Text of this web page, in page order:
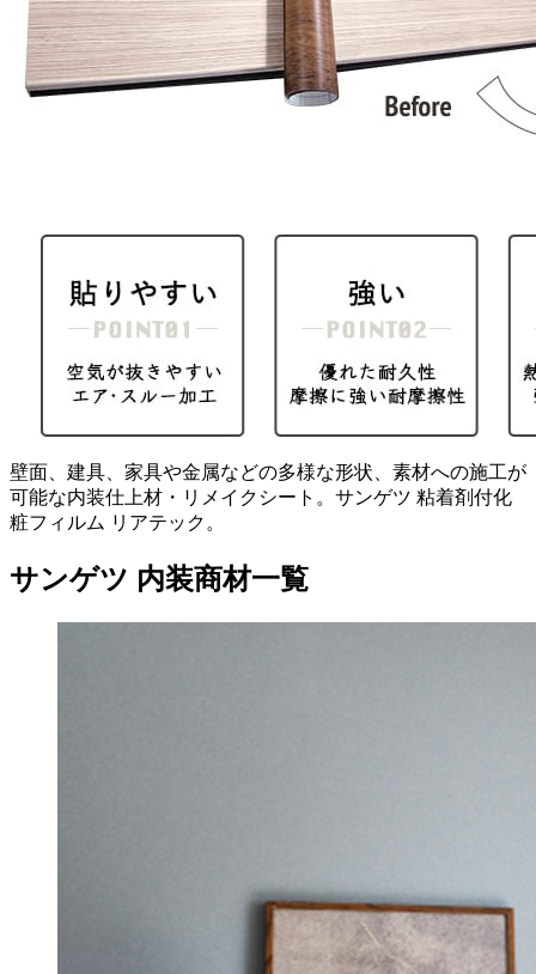
壁面、建具、家具や金属などの多様な形状、素材への施工が
可能な内装仕上材・リメイクシート。サンゲツ 粘着剤付化
粧フィルム リアテック。
サンゲツ 内装商材一覧